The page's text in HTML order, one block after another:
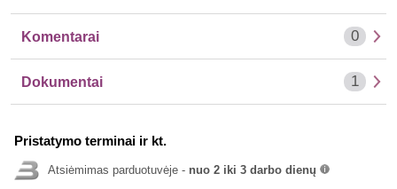
Komentarai 0
Dokumentai 1
Pristatymo terminai ir kt.
Atsiėmimas parduotuvėje - nuo 2 iki 3 darbo dienų